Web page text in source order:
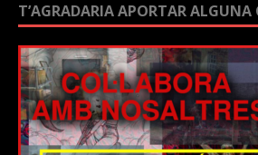
T’AGRADARIA APORTAR ALGUNA